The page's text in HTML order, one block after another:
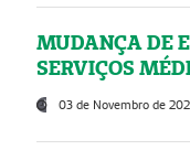
MUDANÇA DE
SERVIÇOS
03 de Novembro de